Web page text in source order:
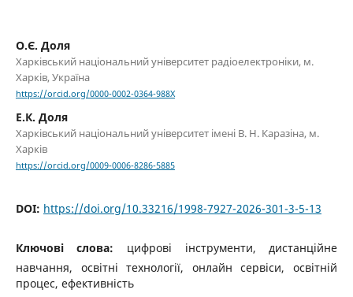
О.Є. Доля
Харківський національний університет радіоелектроніки, м.
Харків, Україна
https://orcid.org/0000-0002-0364-988X
Е.К. Доля
Харківський національний університет імені В. Н. Каразіна, м.
Харків
https://orcid.org/0009-0006-8286-5885
DOI: https://doi.org/10.33216/1998-7927-2026-301-3-5-13
Ключові слова: цифрові інструменти, дистанційне
навчання, освітні технології, онлайн сервіси, освітній
процес, ефективність